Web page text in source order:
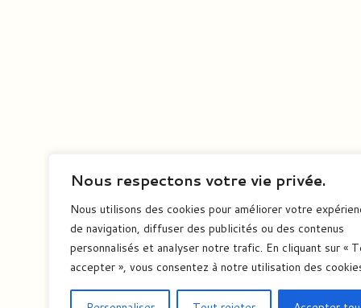
Nous respectons votre vie privée.
Nous utilisons des cookies pour améliorer votre
de navigation, diffuser des publicités ou des contenus
personnalisés et analyser notre trafic. En cliquant sur «
accepter », vous consentez à notre utilisation des